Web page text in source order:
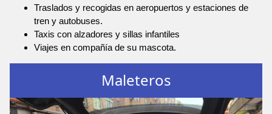
Traslados y recogidas en aeropuertos y estaciones de
tren y autobuses.
Taxis con alzadores y sillas infantiles
Viajes en compañía de su mascota.
Maleteros